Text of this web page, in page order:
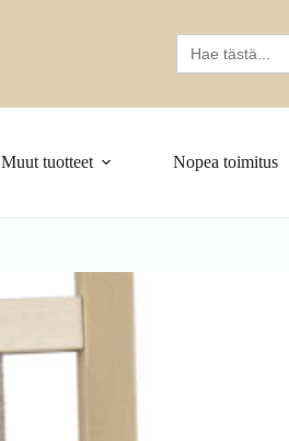
Search
for:
Muut tuotteet Nopea toimitus